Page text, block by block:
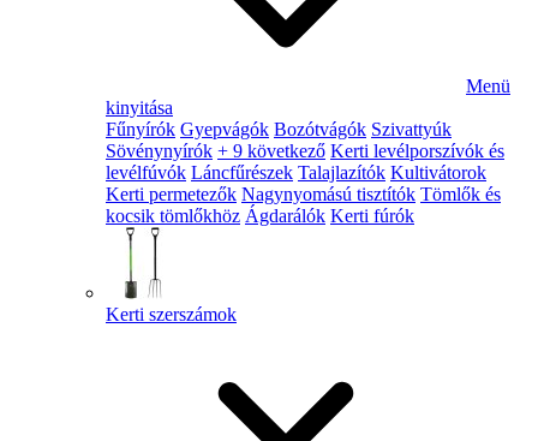
Menü
kinyitása
Fűnyírók Gyepvágók Bozótvágók Szivattyúk
Sövénynyírók + 9 következő Kerti levélporszívók és
levélfúvók Láncfűrészek Talajlazítók Kultivátorok
Kerti permetezők Nagynyomású tisztítók Tömlők és
kocsik tömlőkhöz Ágdarálók Kerti fúrók
Kerti szerszámok